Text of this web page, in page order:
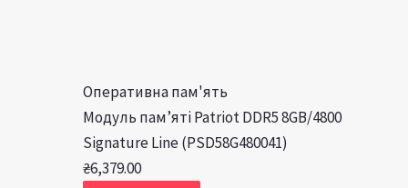
Оперативна пам'ять
Модуль пам’яті Patriot DDR5 8GB/4800
Signature Line (PSD58G480041)
₴6,379.00